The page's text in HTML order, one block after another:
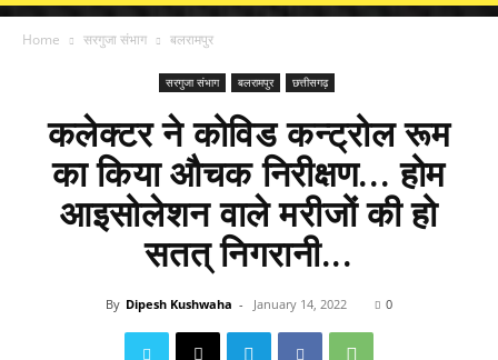
Home सरगुजा संभाग बलरामपुर
सरगुजा संभाग बलरामपुर छत्तीसगढ़
कलेक्टर ने कोविड कन्ट्रोल रूम
का किया औचक निरीक्षण... होम
आइसोलेशन वाले मरीजों की हो
सतत् निगरानी...
By Dipesh Kushwaha - January 14, 2022 0